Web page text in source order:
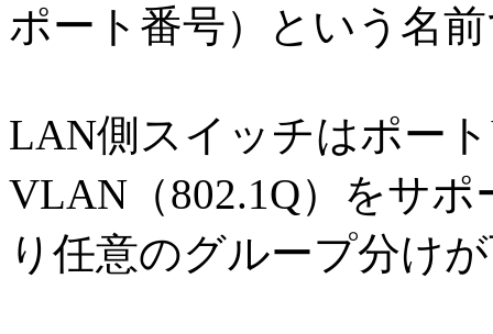
ポート番号）という名
LAN側スイッチはポー
VLAN（802.1Q）をサ
り任意のグループ分け